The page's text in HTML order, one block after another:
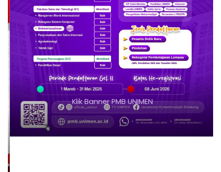
Klik Banner PMB UNIMEN